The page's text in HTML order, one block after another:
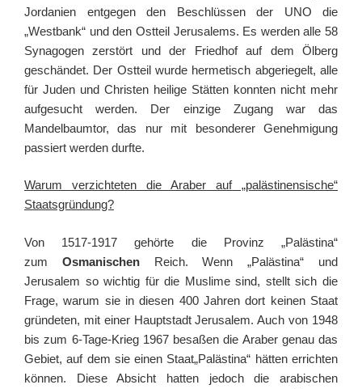
Jordanien entgegen den Beschlüssen der UNO die
„Westbank“ und den Ostteil Jerusalems. Es werden alle 58
Synagogen zerstört und der Friedhof auf dem Ölberg
geschändet. Der Ostteil wurde hermetisch abgeriegelt, alle
für Juden und Christen heilige Stätten konnten nicht mehr
aufgesucht werden. Der einzige Zugang war das
Mandelbaumtor, das nur mit besonderer Genehmigung
passiert werden durfte.
Warum verzichteten die Araber auf „palästinensische“
Staatsgründung?
Von 1517-1917 gehörte die Provinz „Palästina“
zum OsmanischenReich. Wenn „Palästina“ und
Jerusalem so wichtig für die Muslime sind, stellt sich die
Frage, warum sie in diesen 400 Jahren dort keinen Staat
gründeten, mit einer Hauptstadt Jerusalem. Auch von 1948
bis zum 6-Tage-Krieg 1967 besaßen die Araber genau das
Gebiet, auf dem sie einen Staat„Palästina“ hätten errichten
können. Diese Absicht hatten jedoch die arabischen